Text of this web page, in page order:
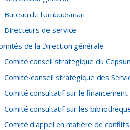
Bureau de l'ombudsman
Directeurs de service
de la Direction générale
Comité conseil stratégique du
Comité-conseil stratégique des
Comité consultatif sur le
Comité consultatif sur les
Comité d'appel en matière de